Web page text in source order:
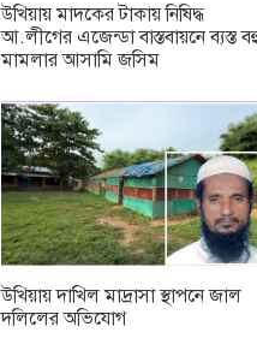
উখিয়ায় মাদকের টাকায় নিষিদ্ধ
আ.লীগের এজেন্ডা বাস্তবায়নে ব্যস্ত
মামলার আসামি জসিম
উখিয়ায় দাখিল মাদ্রাসা স্থাপনে জাল
দলিলের অভিযোগ